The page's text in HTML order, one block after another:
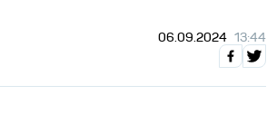
06.09.2024 13:44